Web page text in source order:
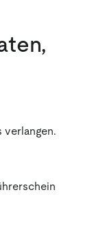
verlangen.